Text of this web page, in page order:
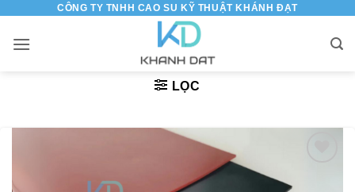
nội
CÔNG TY TNHH CAO SU KỸ THUẬT KHÁNH ĐẠT
LỌC